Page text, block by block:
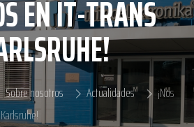
EN IT-TRANS
Sobre nosotros Actualidades
¡Nos